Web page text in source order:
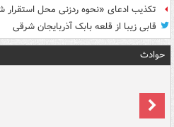
تکذیب ادعای «نحوه ردزنی محل استقرار
قابی زیبا از قلعه بابک آذربایجان شرقی
حوادث